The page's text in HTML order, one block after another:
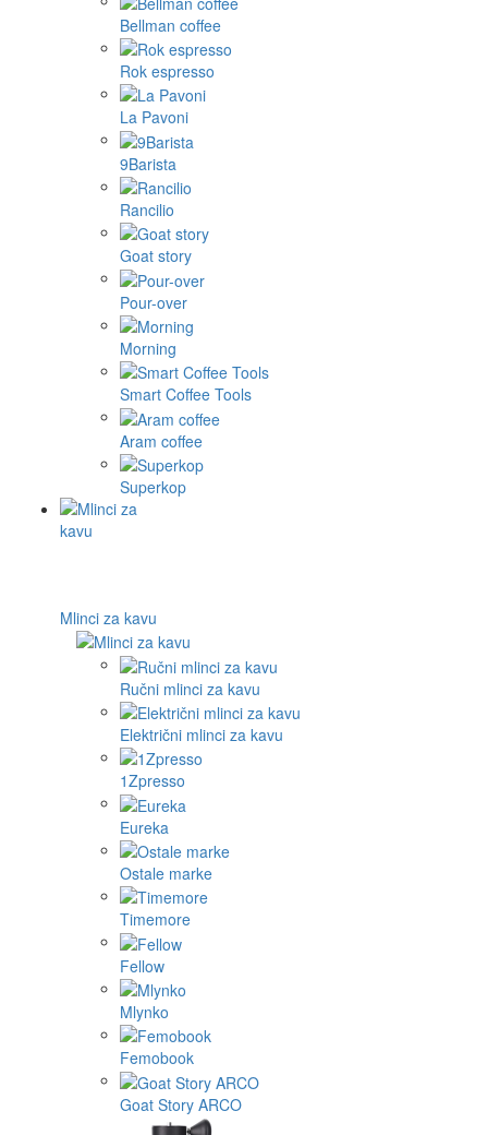
Bellman coffee
Rok espresso
La Pavoni
9Barista
Rancilio
Goat story
Pour-over
Morning
Smart Coffee Tools
Aram coffee
Superkop
Mlinci za kavu
Ručni mlinci za kavu
Električni mlinci za kavu
1Zpresso
Eureka
Ostale marke
Timemore
Fellow
Mlynko
Femobook
Goat Story ARCO